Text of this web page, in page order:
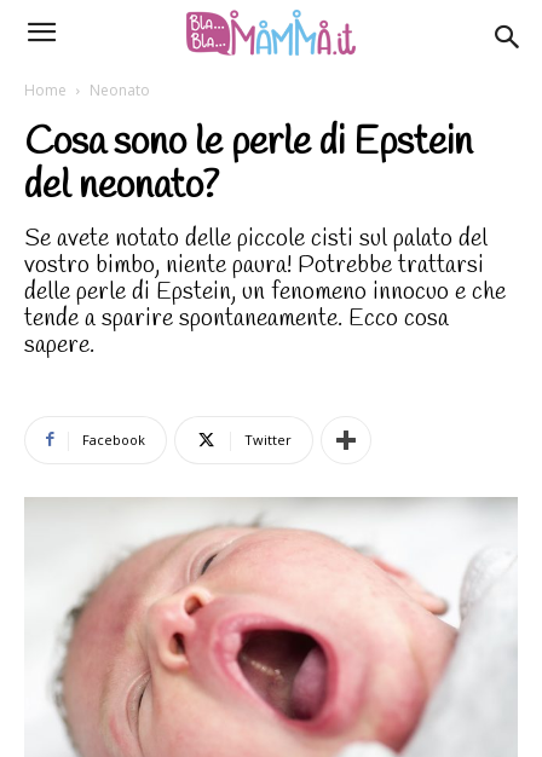
Home Neonato
Cosa sono le perle di Epstein
del neonato?
Se avete notato delle piccole cisti sul palato del
vostro bimbo, niente paura! Potrebbe trattarsi
delle perle di Epstein, un fenomeno innocuo e che
tende a sparire spontaneamente. Ecco cosa
sapere.
Facebook Twitter